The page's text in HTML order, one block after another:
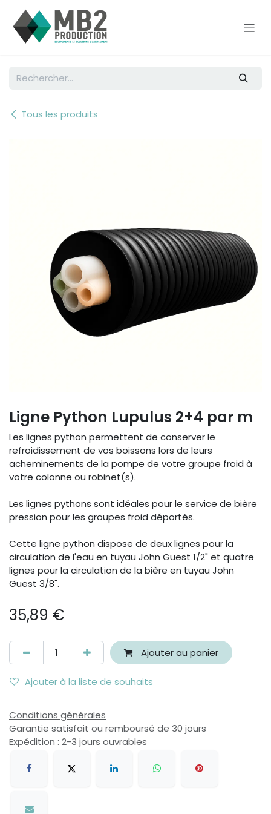
Tous les produits
Ligne Python Lupulus 2+4 par m
Les lignes python permettent de conserver le
refroidissement de vos boissons lors de leurs
acheminements de la pompe de votre groupe froid à
votre colonne ou robinet(s).
Les lignes pythons sont idéales pour le service de bière
pression pour les groupes froid déportés.
Cette ligne python dispose de deux lignes pour la
circulation de l'eau en tuyau John Guest 1/2" et quatre
lignes pour la circulation de la bière en tuyau John
Guest 3/8".
35,89 €
Ajouter au panier
Ajouter à la liste de souhaits
Conditions générales
Garantie satisfait ou remboursé de 30 jours
Expédition : 2-3 jours ouvrables